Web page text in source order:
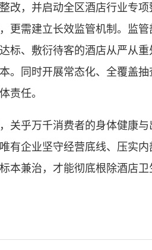
改，并启动全区酒店行业专
更需建立长效监管机制。监
标、敷衍待客的酒店从严从
。同时开展常态化、全覆盖
责任。
乎万千消费者的身体健康与
有企业坚守经营底线、压实
本兼治，才能彻底根除酒店